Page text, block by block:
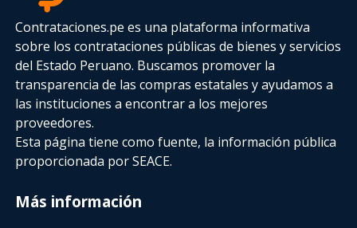
Contrataciones.pe es una plataforma informativa
sobre los contrataciones públicas de bienes y servicios
del Estado Peruano. Buscamos promover la
transparencia de las compras estatalesy ayudamos a
las instituciones a encontrar a los mejores
proveedores.
Esta página tiene como fuente, la información pública
proporcionada por SEACE.
Más información